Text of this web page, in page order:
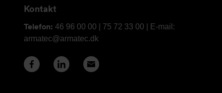
Kontakt
Telefon: 46 96 00 00 | 75 72 33 00 | E-mail:
armatec@armatec.dk